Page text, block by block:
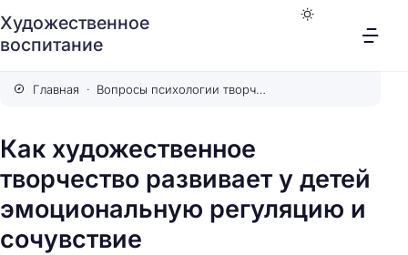
Художественное
воспитание
Главная Вопросы психологии творчества
Как художественное
творчество развивает у детей
эмоциональную регуляцию и
сочувствие